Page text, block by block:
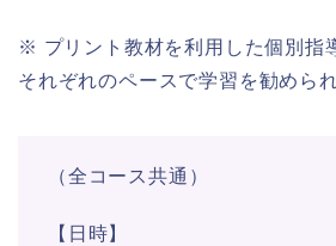
※ プリント教材を利用した個別指
それぞれのペースで学習を勧められ
（全コース共通）
【日時】